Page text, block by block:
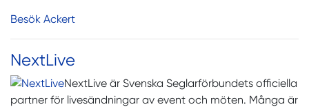
Besök Ackert
NextLive
NextLive är Svenska Seglarförbundets officiella
partner för livesändningar av event och möten. Många är